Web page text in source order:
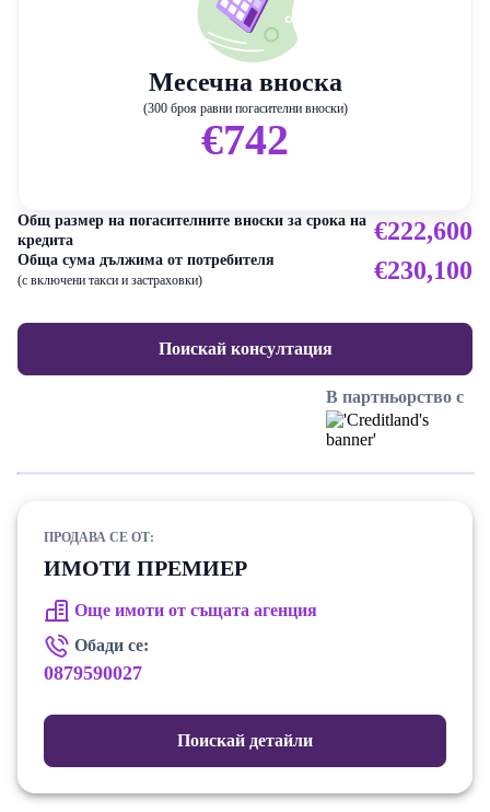
Месечна вноска
(300 броя равни погасителни вноски)
€742
Общ размер на погасителните вноски за срока на
кредита
€222,600
Обща сума дължима от потребителя
(с включени такси и застраховки) €230,100
Поискай консултация
В партньорство с
ПРОДАВА СЕ ОТ:
ИМОТИ ПРЕМИЕР
Още имоти от същата агенция
Обади се:
0879590027
Поискай детайли